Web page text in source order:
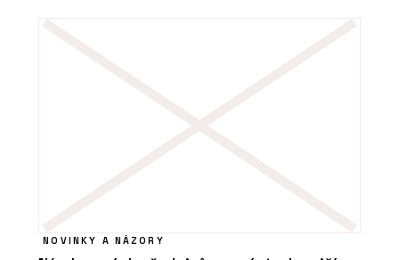
NOVINKY A NÁZORY